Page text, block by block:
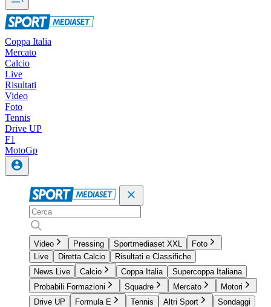
Coppa Italia
Mercato
Calcio
Live
Risultati
Video
Foto
Tennis
Drive UP
F1
MotoGp
Video Pressing Sportmediaset XXL
Foto
Live
Diretta Calcio
Risultati e Classifiche
News Live
Calcio Coppa Italia
Supercoppa Italiana
Probabili Formazioni
Squadre Mercato
Motori
Drive UP
Formula E Tennis Altri Sport
Sondaggi